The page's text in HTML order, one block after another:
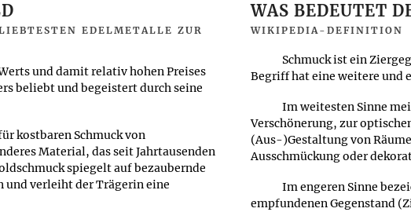
EDELMETALLE ZUR
und damit relativ hohen Preises
beliebt und begeistert durch seine
kostbaren Schmuck von
Material, das seit Jahrtausenden
spiegelt auf bezaubernde
verleiht der Trägerin eine
WAS BEDEUTET
WIKIPEDIA-DEFINITION
Schmuck ist ein
Begriff hat eine weitere und
Im weitesten Sinne
Verschönerung, zur
(Aus-)Gestaltung von
Ausschmückung oder
Im engeren Sinne
empfundenen Gegenstand